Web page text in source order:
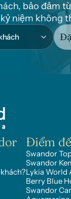
bảo đảm
niệm không
Điểm
Swandor
Swandor
Lykia World
Berry Blue
Swandor